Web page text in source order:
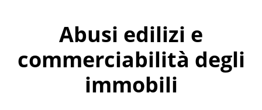
Abusi edilizi e
commerciabilità degli
immobili